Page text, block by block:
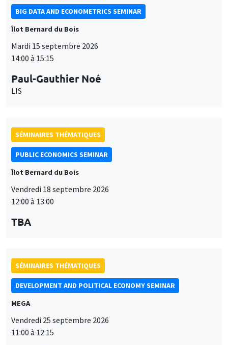
BIG DATA AND ECONOMETRICS SEMINAR
Îlot Bernard du Bois
Mardi 15 septembre 2026
14:00 à 15:15
Paul-Gauthier Noé
LIS
SÉMINAIRES THÉMATIQUES
PUBLIC ECONOMICS SEMINAR
Îlot Bernard du Bois
Vendredi 18 septembre 2026
12:00 à 13:00
TBA
SÉMINAIRES THÉMATIQUES
DEVELOPMENT AND POLITICAL ECONOMY SEMINAR
MEGA
Vendredi 25 septembre 2026
11:00 à 12:15